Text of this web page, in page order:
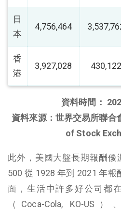
日
本
4,756,464
香
港
3,927,028 430,122
資料時間：
資料來源：世界交易所聯
of Stock
此外，美國大盤長期報酬優
500 從 1928 年到 2021 年報
面，生活中許多好公司都
（Coca-Cola, KO-US